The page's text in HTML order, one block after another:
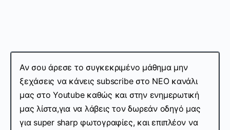
Αν σου άρεσε το συγκεκριμένο μάθημα μην
ξεχάσεις να κάνεις subscribe στo ΝΕΟ κανάλι
μας στο Youtube καθώς και στην ενημερωτική
μας λίστα,για να λάβεις τον δωρεάν οδηγό μας
για super sharp φωτογραφίες, και επιπλέον να